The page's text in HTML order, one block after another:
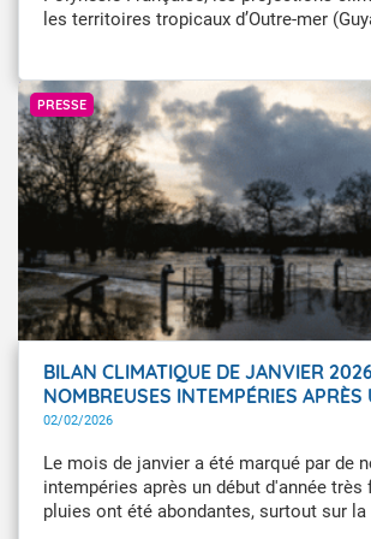
les territoires tropicaux d’Outre-mer
La Réunion, Nouvelle-Calédonie,
DRIAS – Les futurs du climat. En
indicateurs selon la Trajectoire de
référence pour l’adaptation au
(TRACC) ont été publiés pour la
pour faciliter la compréhension et
nouvelles données pour l’adaptation.
PRESSE
Infoclimat / Bernardt60
BILAN CLIMATIQUE DE JANVIER
NOMBREUSES INTEMPÉRIES APRÈS
D'ANNÉE TRÈS FROID
02/02/2026
Le mois de janvier a été marqué par de
intempéries après un début d'année très
pluies ont été abondantes, surtout sur la